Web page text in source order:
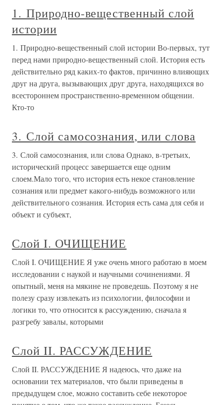
1. Природно-вещественный слой
истории
1. Природно-вещественный слой истории Во-первых, тут
перед нами природно-вещественный слой. История есть
действительно ряд каких-то фактов, причинно влияющих
друг на друга, вызывающих друг друга, находящихся во
всестороннем пространственно-временном общении.
Кто-то
3. Слой самосознания, или слова
3. Слой самосознания, или слова Однако, в-третьих,
исторический процесс завершается еще одним
слоем.Мало того, что история есть некое становление
сознания или предмет какого-нибудь возможного или
действительного сознания. История есть сама для себя и
объект и субъект,
Слой I. ОЧИЩЕНИЕ
Слой I. ОЧИЩЕНИЕ Я уже очень много работаю в моем
исследовании с наукой и научными сочинениями. Я
опытный, меня на мякине не проведешь. Поэтому я не
полезу сразу извлекать из психологии, философии и
логики то, что относится к рассуждению, сначала я
разгребу завалы, которыми
Слой II. РАССУЖДЕНИЕ
Слой II. РАССУЖДЕНИЕ Я надеюсь, что даже на
основании тех материалов, что были приведены в
предыдущем слое, можно составить себе некоторое